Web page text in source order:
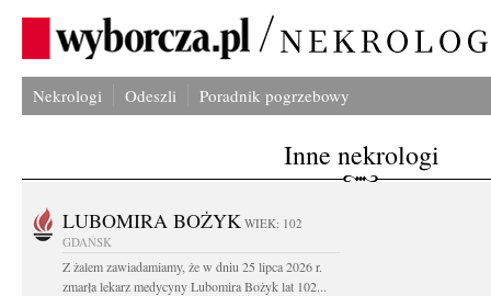
Nekrologi Odeszli Poradnik pogrzebowy
Inne nekrologi
LUBOMIRA BOŻYK WIEK: 102
GDAŃSK
Z żalem zawiadamiamy, że w dniu 25 lipca 2026 r.
zmarła lekarz medycyny Lubomira Bożyk lat 102...